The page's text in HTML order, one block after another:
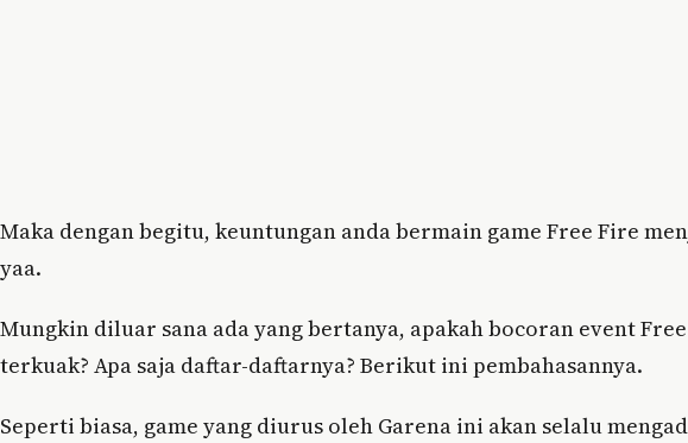
Maka dengan begitu, keuntungan anda bermain game Free Fire
yaa.
Mungkin diluar sana ada yang bertanya, apakah bocoran event
terkuak? Apa saja daftar-daftarnya? Berikut ini pembahasannya.
Seperti biasa, game yang diurus oleh Garena ini akan selalu